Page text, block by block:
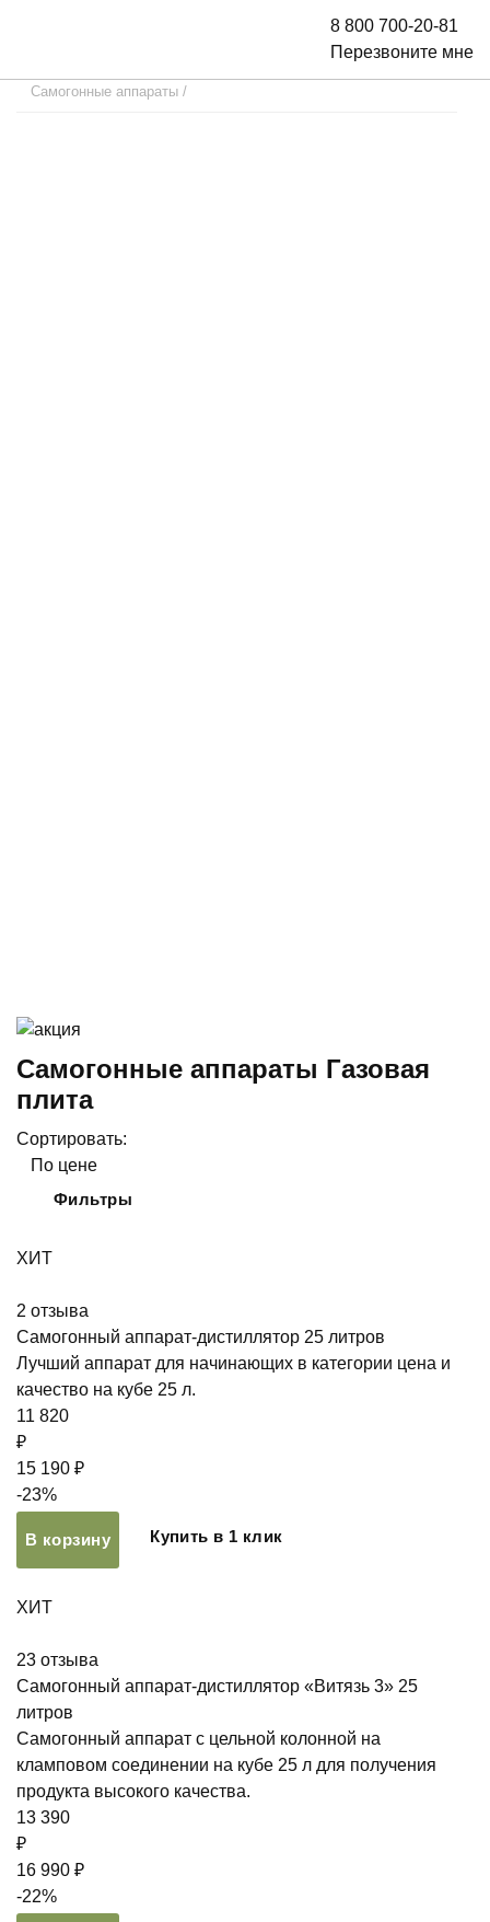
8 800 700-20-81
Перезвоните мне
Самогонные аппараты /
Самогонные аппараты Газовая
плита
Сортировать:
По цене
Фильтры
ХИТ
2 отзыва
Самогонный аппарат-дистиллятор 25 литров
Лучший аппарат для начинающих в категории цена и
качество на кубе 25 л.
11 820
₽
15 190 ₽
-23%
В корзину Купить в 1 клик
ХИТ
23 отзыва
Самогонный аппарат-дистиллятор «Витязь 3» 25
литров
Самогонный аппарат с цельной колонной на
кламповом соединении на кубе 25 л для получения
продукта высокого качества.
13 390
₽
16 990 ₽
-22%